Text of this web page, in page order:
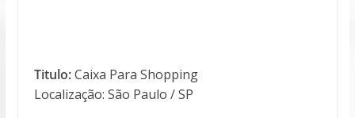
Titulo:Caixa Para Shopping
Localização: São Paulo / SP